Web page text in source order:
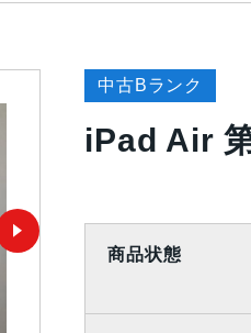
中古Bランク
iPad Air
商品状態